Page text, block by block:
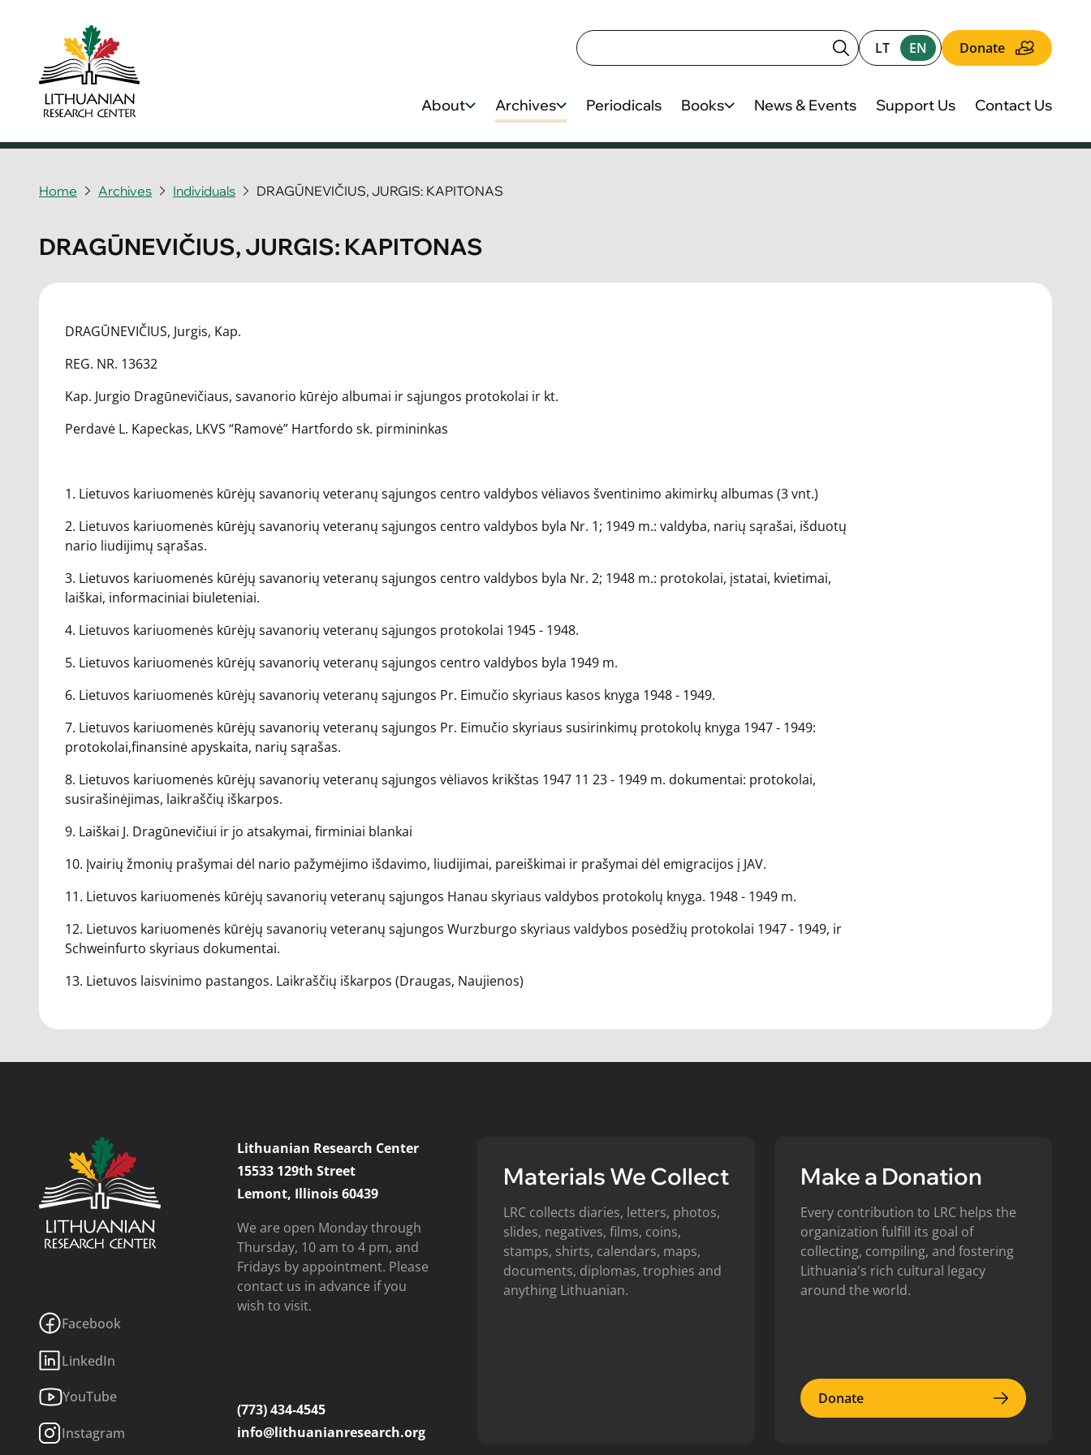
LT EN Donate
About Archives Periodicals Books News & Events Support Us Contact Us
Home Archives Individuals DRAGŪNEVIČIUS, JURGIS: KAPITONAS
DRAGŪNEVIČIUS, JURGIS: KAPITONAS
DRAGŪNEVIČIUS, Jurgis, Kap.
REG. NR. 13632
Kap. Jurgio Dragūnevičiaus, savanorio kūrėjo albumai ir sąjungos protokolai ir kt.
Perdavė L. Kapeckas, LKVS “Ramovė” Hartfordo sk. pirmininkas
1. Lietuvos kariuomenės kūrėjų savanorių veteranų sąjungos centro valdybos vėliavos šventinimo akimirkų albumas (3 vnt.)
2. Lietuvos kariuomenės kūrėjų savanorių veteranų sąjungos centro valdybos byla Nr. 1; 1949 m.: valdyba, narių sąrašai, išduotų
nario liudijimų sąrašas.
3. Lietuvos kariuomenės kūrėjų savanorių veteranų sąjungos centro valdybos byla Nr. 2; 1948 m.: protokolai, įstatai, kvietimai,
laiškai, informaciniai biuleteniai.
4. Lietuvos kariuomenės kūrėjų savanorių veteranų sąjungos protokolai 1945 - 1948.
5. Lietuvos kariuomenės kūrėjų savanorių veteranų sąjungos centro valdybos byla 1949 m.
6. Lietuvos kariuomenės kūrėjų savanorių veteranų sąjungos Pr. Eimučio skyriaus kasos knyga 1948 - 1949.
7. Lietuvos kariuomenės kūrėjų savanorių veteranų sąjungos Pr. Eimučio skyriaus susirinkimų protokolų knyga 1947 - 1949:
protokolai,finansinė apyskaita, narių sąrašas.
8. Lietuvos kariuomenės kūrėjų savanorių veteranų sąjungos vėliavos krikštas 1947 11 23 - 1949 m. dokumentai: protokolai,
susirašinėjimas, laikraščių iškarpos.
9. Laiškai J. Dragūnevičiui ir jo atsakymai, firminiai blankai
10. Įvairių žmonių prašymai dėl nario pažymėjimo išdavimo, liudijimai, pareiškimai ir prašymai dėl emigracijos į JAV.
11. Lietuvos kariuomenės kūrėjų savanorių veteranų sąjungos Hanau skyriaus valdybos protokolų knyga. 1948 - 1949 m.
12. Lietuvos kariuomenės kūrėjų savanorių veteranų sąjungos Wurzburgo skyriaus valdybos posėdžių protokolai 1947 - 1949, ir
Schweinfurto skyriaus dokumentai.
13. Lietuvos laisvinimo pastangos. Laikraščių iškarpos (Draugas, Naujienos)
Facebook
LinkedIn
YouTube
Instagram
Lithuanian Research Center
15533 129th Street
Lemont, Illinois 60439
We are open Monday through
Thursday, 10 am to 4 pm, and
Fridays by appointment. Please
contact us in advance if you
wish to visit.
(773) 434-4545
info@lithuanianresearch.org
Materials We Collect
LRC collects diaries, letters, photos,
slides, negatives, films, coins,
stamps, shirts, calendars, maps,
documents, diplomas, trophies and
anything Lithuanian.
Make a Donation
Every contribution to LRC helps the
organization fulfill its goal of
collecting, compiling, and fostering
Lithuania's rich cultural legacy
around the world.
Donate